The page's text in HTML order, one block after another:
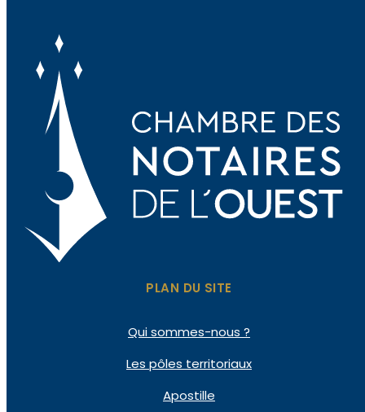
PLAN DU SITE
Quisommes-nous ?
Les pôles territoriaux
Apostille